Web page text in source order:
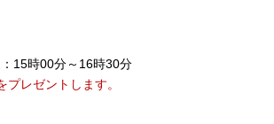
15時00分～16時30分
レゼントします。